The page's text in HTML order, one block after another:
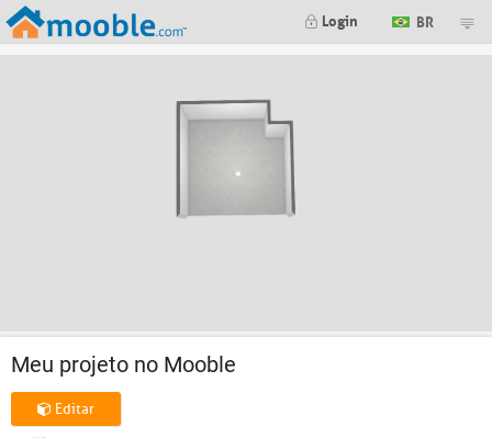
Login BR
Meu projeto no Mooble
Editar